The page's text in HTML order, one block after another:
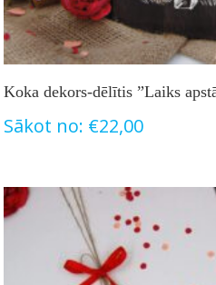
Koka dekors-dēlītis ”Laiks
Sākot no: €22,00